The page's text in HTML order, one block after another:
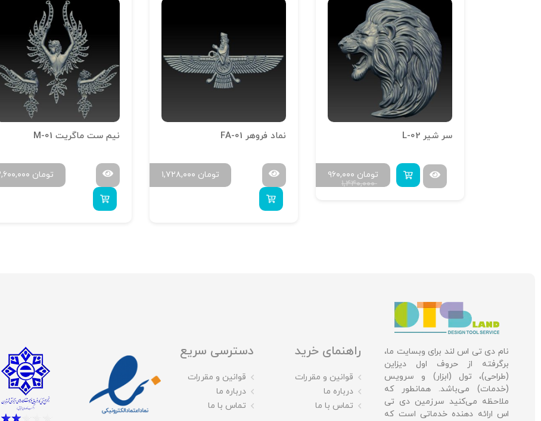
سر شیر L-02
۱,۴۴۰,۰۰۰
۹۶۰,۰۰۰ تومان
نماد فروهر FA-01
۱,۷۲۸,۰۰۰ تومان
نیم ست ماگریت M-01
تومان
نام دی تی اس لند برای وبسایت ما،
برگرفته از حروف اول دیزاین
(طراحی)، تول (ابزار) و سرویس
(خدمات) می‌باشد. همانطور که
ملاحظه می‌کنید سرزمین دی تی
اس ارائه دهنده خدماتی است که
راهنمای خرید
قوانین و مقررات
درباره ما
تماس با ما
دسترسی سریع
قوانین و مقررات
درباره ما
تماس با ما